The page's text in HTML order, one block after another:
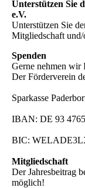
Unterstützen Sie
e.V.
Unterstützen Sie
Mitgliedschaft
Spenden
Gerne nehmen wir
Der Förderverein
Sparkasse
IBAN: DE 93
BIC:
Mitgliedschaft
Der Jahresbeitrag
möglich!